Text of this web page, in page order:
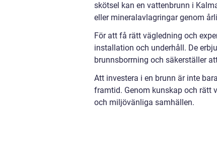
skötsel kan en vattenbrunn i
eller mineralavlagringar genom
För att få rätt vägledning och
installation och underhåll. De
brunnsborrning och säkerställer
Att investera i en brunn är inte
framtid. Genom kunskap och rätt
och miljövänliga samhällen.